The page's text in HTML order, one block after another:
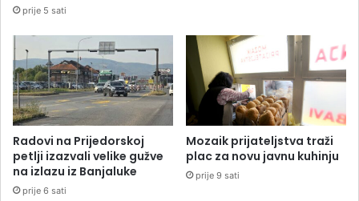
prije 5 sati
Radovi na Prijedorskoj
petlji izazvali velike gužve
na izlazu iz Banjaluke
prije 6 sati
Mozaik prijateljstva traži
plac za novu javnu kuhinju
prije 9 sati